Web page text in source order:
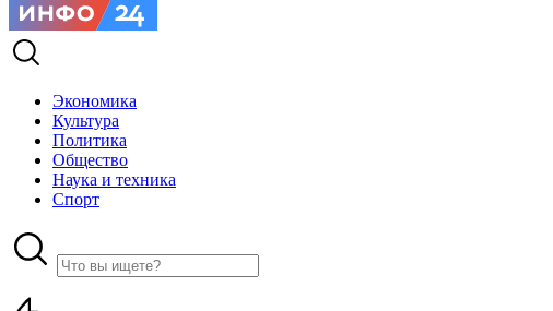
Экономика
Культура
Политика
Общество
Наука и техника
Спорт